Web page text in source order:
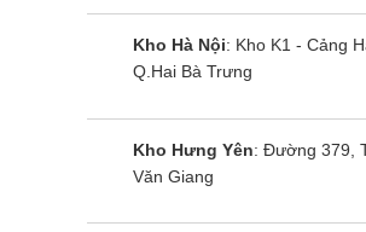
Kho Hà Nội: Kho K1 - Cảng
Q.Hai Bà Trưng
Kho Hưng Yên: Đường 379,
Văn Giang